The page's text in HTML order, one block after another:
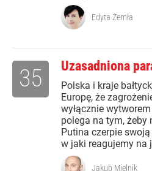
Edyta Żemła
Uzasadniona
Polska i kraje
Europę, że
wyłącznie
polega na tym, żeby
Putina czerpie swoją
w jaki reagujemy na
35
Jakub Mielnik